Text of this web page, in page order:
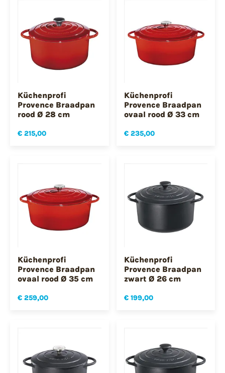
Küchenprofi
Provence Braadpan
rood Ø 28 cm
€ 215,00
Küchenprofi
Provence Braadpan
ovaal rood Ø 33 cm
€ 235,00
Küchenprofi
Provence Braadpan
ovaal rood Ø 35 cm
€ 259,00
Küchenprofi
Provence Braadpan
zwart Ø 26 cm
€ 199,00